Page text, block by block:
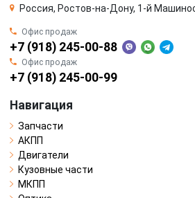
Россия, Ростов-на-Дону, 1-й
Офис продаж
+7 (918) 245-00-88
Офис продаж
+7 (918) 245-00-99
Навигация
Запчасти
АКПП
Двигатели
Кузовные части
МКПП